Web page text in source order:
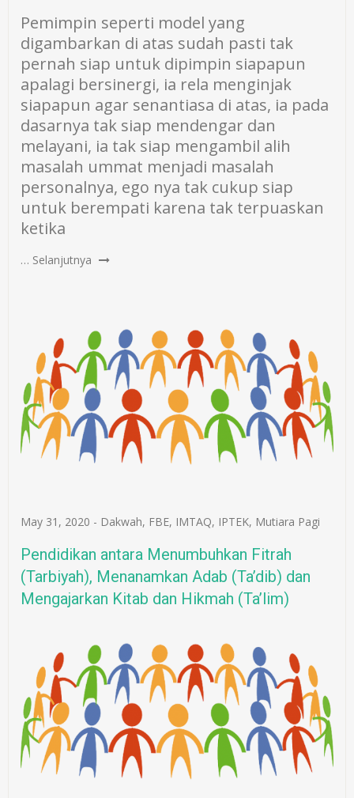
Pemimpin seperti model yang
digambarkan di atas sudah pasti tak
pernah siap untuk dipimpin siapapun
apalagi bersinergi, ia rela menginjak
siapapun agar senantiasa di atas, ia pada
dasarnya tak siap mendengar dan
melayani, ia tak siap mengambil alih
masalah ummat menjadi masalah
personalnya, ego nya tak cukup siap
untuk berempati karena tak terpuaskan
ketika
… Selanjutnya
May 31, 2020 - Dakwah, FBE, IMTAQ, IPTEK, Mutiara Pagi
Pendidikan antara Menumbuhkan Fitrah
(Tarbiyah), Menanamkan Adab (Ta’dib) dan
Mengajarkan Kitab dan Hikmah (Ta’lim)